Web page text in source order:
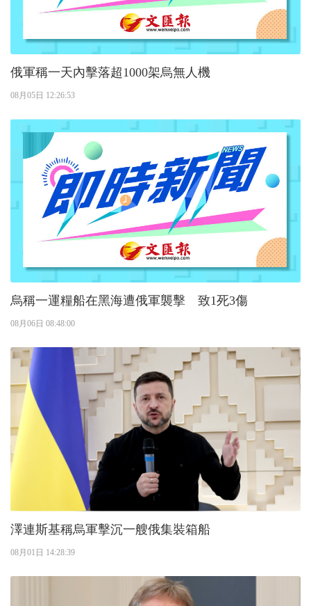
俄軍稱一天內擊落超1000架烏無人機
08月05日 12:26:53
烏稱一運糧船在黑海遭俄軍襲擊 致1死3傷
08月06日 08:48:00
澤連斯基稱烏軍擊沉一艘俄集裝箱船
08月01日 14:28:39